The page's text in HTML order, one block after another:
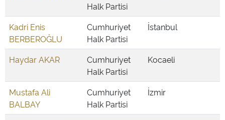
Halk Partisi
Kadri Enis
BERBEROĞLU
Cumhuriyet
Halk Partisi
İstanbul
Haydar AKAR
Cumhuriyet
Halk Partisi
Kocaeli
Mustafa Ali
BALBAY
Cumhuriyet
Halk Partisi
İzmir